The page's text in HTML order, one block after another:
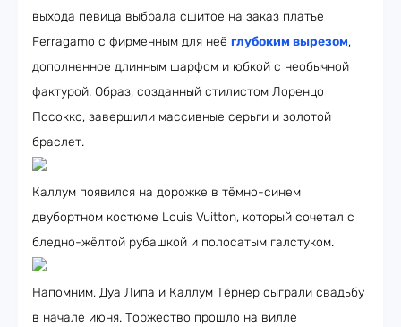
выхода певица выбрала сшитое на заказ платье
Ferragamo с фирменным для неё глубоким вырезом,
дополненное длинным шарфом и юбкой с необычной
фактурой. Образ, созданный стилистом Лоренцо
Посокко, завершили массивные серьги и золотой
браслет.
Каллум появился на дорожке в тёмно-синем
двубортном костюме Louis Vuitton, который сочетал с
бледно-жёлтой рубашкой и полосатым галстуком.
Напомним, Дуа Липа и Каллум Тёрнер сыграли свадьбу
в начале июня. Торжество прошло на вилле